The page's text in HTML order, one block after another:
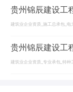
贵州锦辰建设工
建筑业企业资质_施工总承包_电
贵州锦辰建设工
建筑业企业资质_专业承包_特